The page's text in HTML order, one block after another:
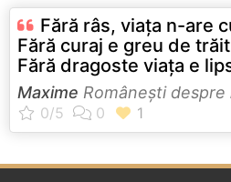
Fără râs, viața n-are
Fără curaj e greu de
Fără dragoste viața e
Maxime Româneşti despre